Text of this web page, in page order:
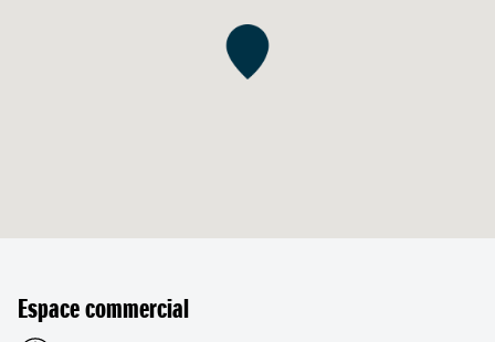
Espace commercial